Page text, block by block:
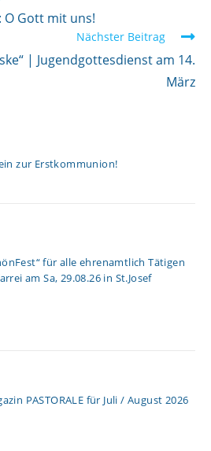
O Gott mit uns!
Nächster Beitrag
| Jugendgottesdienst am 14.
März
zur Erstkommunion!
für alle ehrenamtlich Tätigen
am Sa, 29.08.26 in St.Josef
PASTORALE für Juli / August 2026